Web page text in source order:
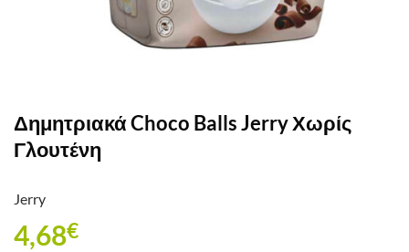
Δημητριακά Choco Balls Jerry Χωρίς
Γλουτένη
Jerry
4,68€